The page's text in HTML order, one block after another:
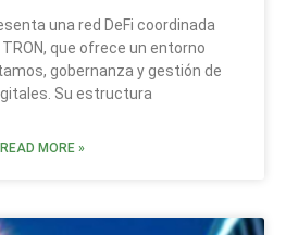
una red DeFi coordinada
que ofrece un entorno
gobernanza y gestión de
Su estructura
READ MORE »